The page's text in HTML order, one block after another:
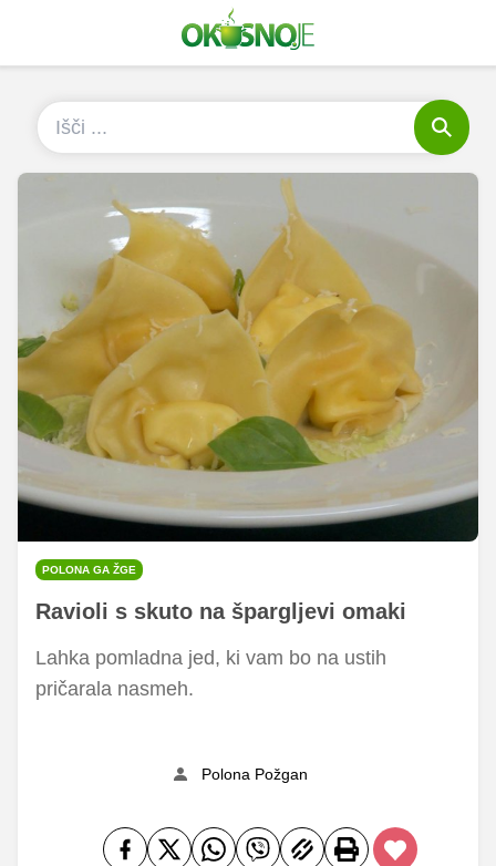
POLONA GA ŽGE
Ravioli s skuto na špargljevi omaki
Lahka pomladna jed, ki vam bo na ustih
pričarala nasmeh.
Polona Požgan